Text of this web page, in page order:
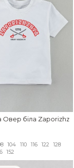
Овер біла
104 110 116 122
128
152